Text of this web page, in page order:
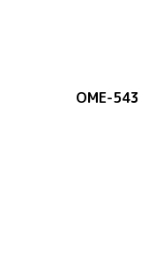
OME-543